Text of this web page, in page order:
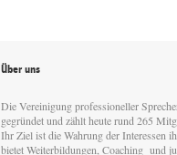
Über uns
Die Vereinigung professioneller
gegründet und zählt heute rund 265
Ihr Ziel ist die Wahrung der Interessen
bietet Weiterbildungen, Coaching und